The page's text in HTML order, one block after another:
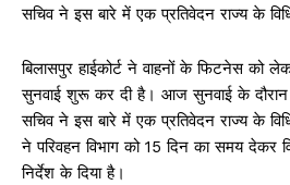
सचिव ने इस बारे में एक प्रतिवेदन राज्य के
बिलासपुर हाईकोर्ट ने वाहनों के फिटनेस को
सुनवाई शुरू कर दी है। आज सुनवाई के दौरान
सचिव ने इस बारे में एक प्रतिवेदन राज्य के
ने परिवहन विभाग को 15 दिन का समय देकर
निर्देश के दिया है।